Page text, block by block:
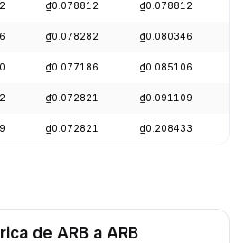
₫0.078812 ₫0.078812
₫0.078282 ₫0.080346
₫0.077186 ₫0.085106
₫0.072821 ₫0.091109
₫0.072821 ₫0.208433
de ARB a ARB